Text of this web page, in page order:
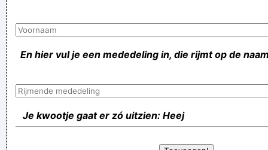
En hier vul je een mededeling in, die rijmt op de
Je kwootje gaat er zó uitzien: Heej